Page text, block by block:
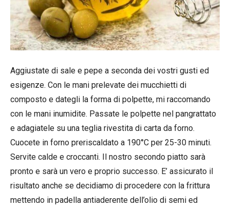
Aggiustate di sale e pepe a seconda dei vostri gusti ed
esigenze. Con le mani prelevate dei mucchietti di
composto e dategli la forma di polpette, mi raccomando
con le mani inumidite. Passate le polpette nel pangrattato
e adagiatele su una teglia rivestita di carta da forno.
Cuocete in forno preriscaldato a 190°C per 25-30 minuti.
Servite calde e croccanti. Il nostro secondo piatto sarà
pronto e sarà un vero e proprio successo. E’ assicurato il
risultato anche se decidiamo di procedere con la frittura
mettendo in padella antiaderente dell’olio di semi ed